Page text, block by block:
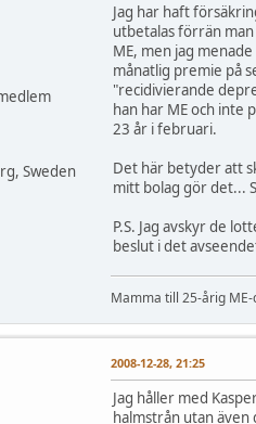
Sweden
Jag har haft
utbetalas förrän
ME, men jag
månatlig premie på
"recidivierande
han har ME och inte
23 år i februari.
Det här betyder att
mitt bolag gör det...
P.S. Jag avskyr de
beslut i det
Mamma till 25-årig
2008-12-28, 21:25
Jag håller med
halmstrån utan även